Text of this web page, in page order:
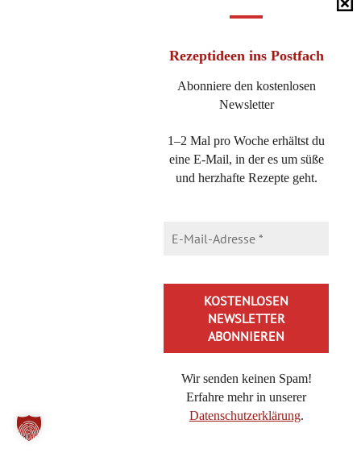
Rezeptideen ins Postfach
Abonniere den kostenlosen
Newsletter
1–2 Mal pro Woche erhältst du
eine E-Mail, in der es um süße
und herzhafte Rezepte geht.
Wir senden keinen Spam!
Erfahre mehr in unserer
Datenschutzerklärung.
kriegen sogar meine Enkeltöchter hin…….muss ja nicht
10. September 2016 at 23:39 ·Reply
Tolles Rezept für zwischendurch. Hat uns sehr gefallen.
Vielen Dank euch!